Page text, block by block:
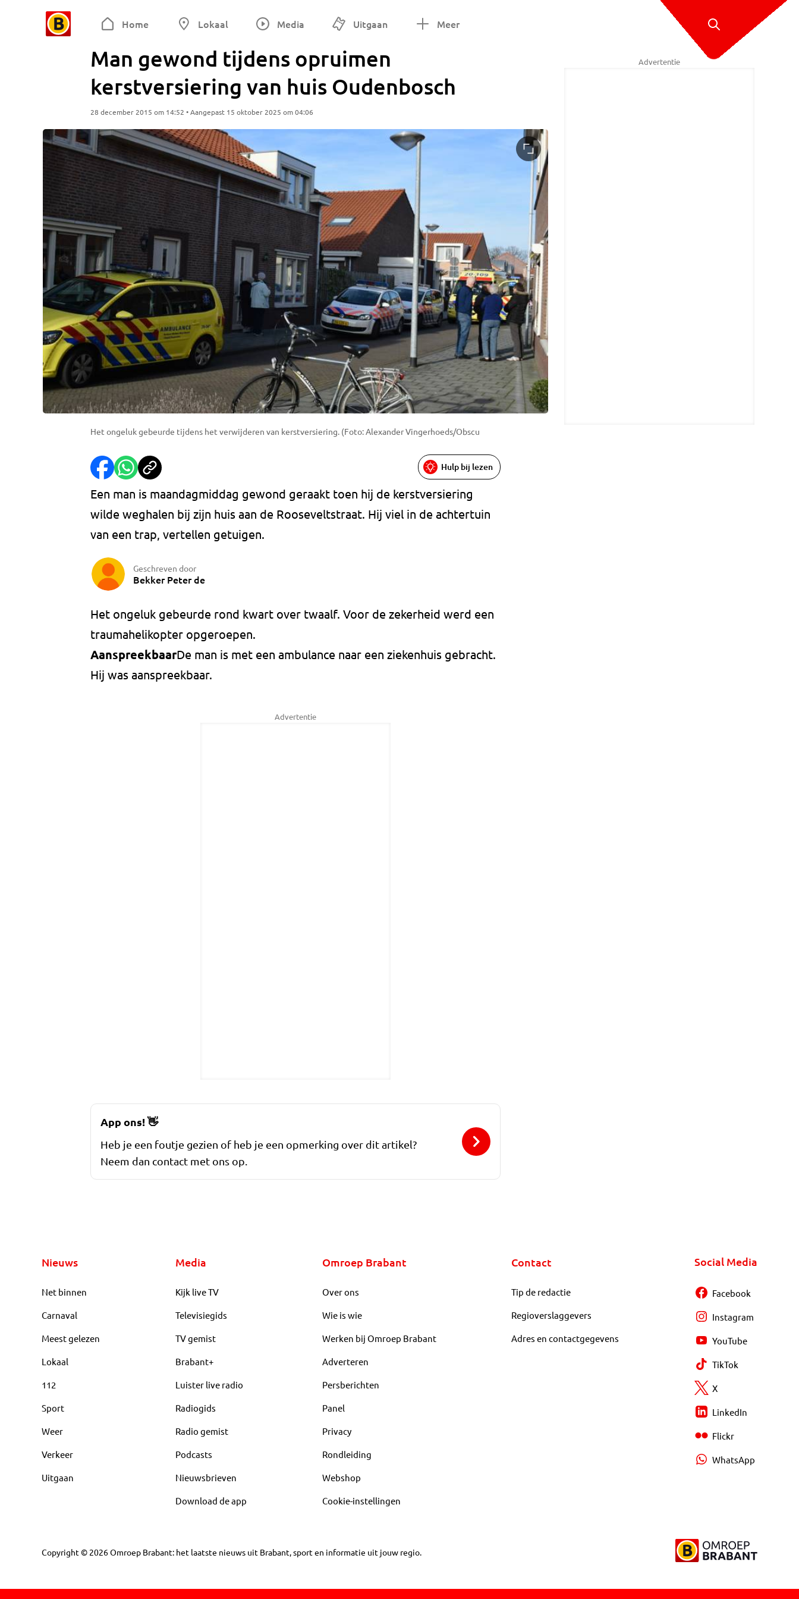
Home Lokaal Media Uitgaan Meer
Man gewond tijdens opruimen
kerstversiering van huis Oudenbosch
28 december 2015 om 14:52 • Aangepast 15 oktober 2025 om 04:06
Het ongeluk gebeurde tijdens het verwijderen van kerstversiering. (Foto: Alexander Vingerhoeds/Obscu
Hulp bij lezen
Een man is maandagmiddag gewond geraakt toen hij de kerstversiering
wilde weghalen bij zijn huis aan de Rooseveltstraat. Hij viel in de achtertuin
van een trap, vertellen getuigen.
Geschreven door
Bekker Peter de
Het ongeluk gebeurde rond kwart over twaalf. Voor de zekerheid werd een
traumahelikopter opgeroepen.
AanspreekbaarDe man is met een ambulance naar een ziekenhuis gebracht.
Hij was aanspreekbaar.
Advertentie
Advertentie
App ons!👋
Heb je een foutje gezien of heb je een opmerking over dit artikel?
Neem dan contact met ons op.
Nieuws
Net binnen
Carnaval
Meest gelezen
Lokaal
112
Sport
Weer
Verkeer
Uitgaan
Media
Kijk live TV
Televisiegids
TV gemist
Brabant+
Luister live radio
Radiogids
Radio gemist
Podcasts
Nieuwsbrieven
Download de app
Omroep Brabant
Over ons
Wie is wie
Werken bij Omroep Brabant
Adverteren
Persberichten
Panel
Privacy
Rondleiding
Webshop
Cookie-instellingen
Contact
Tip de redactie
Regioverslaggevers
Adres en contactgegevens
Social Media
Facebook
Instagram
YouTube
TikTok
X
LinkedIn
Flickr
WhatsApp
Copyright © 2026Omroep Brabant: het laatste nieuws uit Brabant, sport en informatie uit jouw regio.